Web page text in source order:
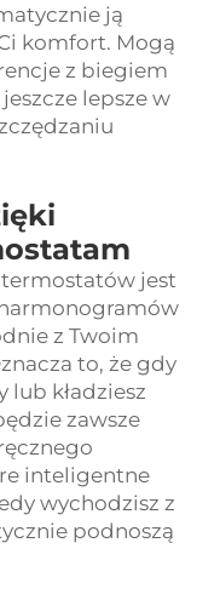
ją
komfort. Mogą
z biegiem
lepsze w
jest
z Twoim
to, że gdy
lub kładziesz
zawsze
inteligentne
wychodzisz z
podnoszą